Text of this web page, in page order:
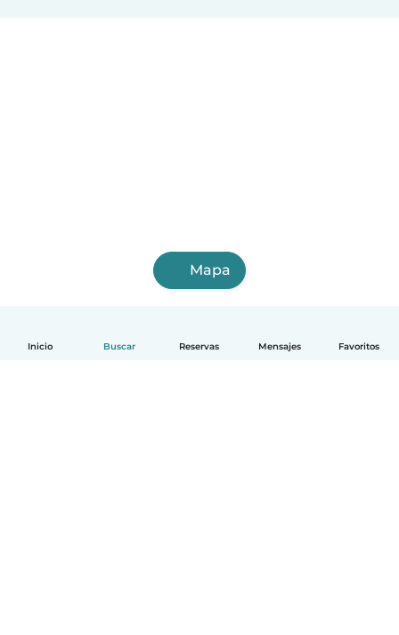
Inicio Buscar Reservas Mensajes Favoritos
Mapa